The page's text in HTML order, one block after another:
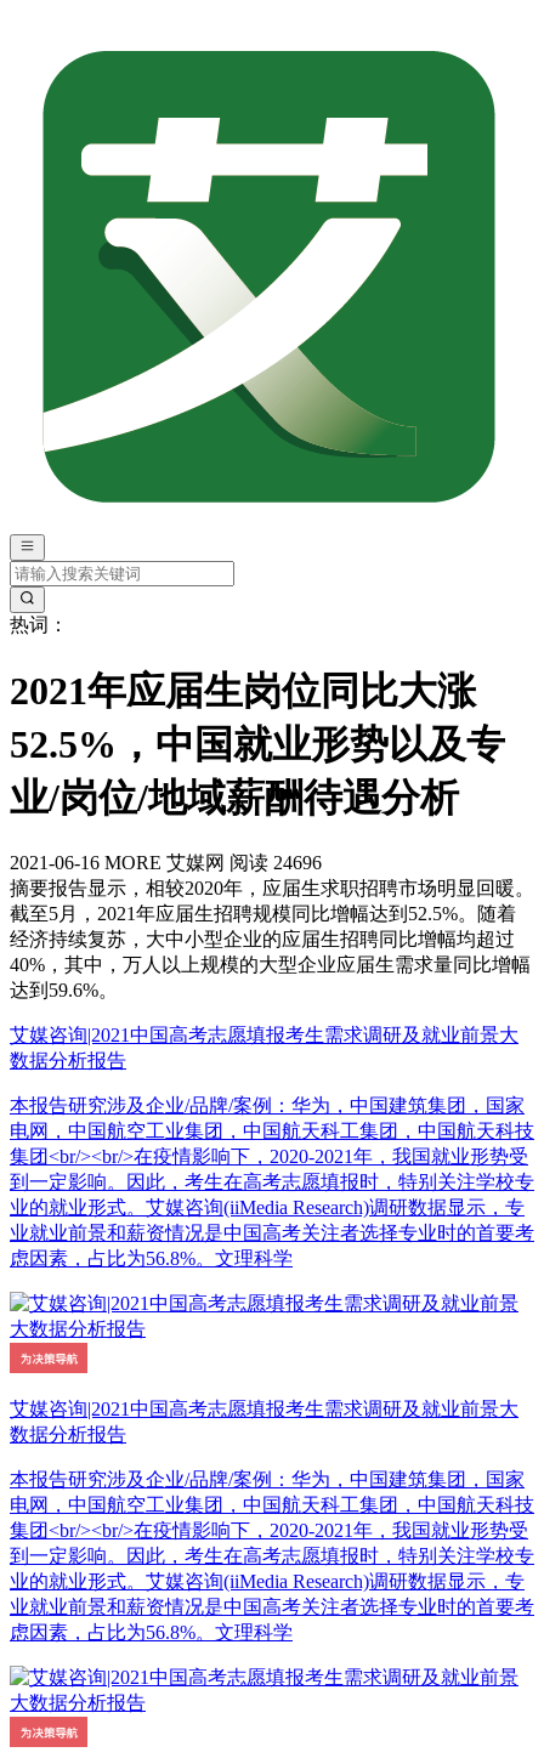
热词：
2021年应届生岗位同比大涨
52.5%，中国就业形势以及专
业/岗位/地域薪酬待遇分析
2021-06-16 MORE 艾媒网 阅读 24696
摘要报告显示，相较2020年，应届生求职招聘市场明显回暖。
截至5月，2021年应届生招聘规模同比增幅达到52.5%。随着
经济持续复苏，大中小型企业的应届生招聘同比增幅均超过
40%，其中，万人以上规模的大型企业应届生需求量同比增幅
达到59.6%。
艾媒咨询|2021中国高考志愿填报考生需求调研及就业前景大
数据分析报告
本报告研究涉及企业/品牌/案例：华为，中国建筑集团，国家
电网，中国航空工业集团，中国航天科工集团，中国航天科技
集团<br/><br/>在疫情影响下，2020-2021年，我国就业形势受
到一定影响。因此，考生在高考志愿填报时，特别关注学校专
业的就业形式。艾媒咨询(iiMedia Research)调研数据显示，专
业就业前景和薪资情况是中国高考关注者选择专业时的首要考
虑因素，占比为56.8%。文理科学
艾媒咨询|2021中国高考志愿填报考生需求调研及就业前景大
数据分析报告
本报告研究涉及企业/品牌/案例：华为，中国建筑集团，国家
电网，中国航空工业集团，中国航天科工集团，中国航天科技
集团<br/><br/>在疫情影响下，2020-2021年，我国就业形势受
到一定影响。因此，考生在高考志愿填报时，特别关注学校专
业的就业形式。艾媒咨询(iiMedia Research)调研数据显示，专
业就业前景和薪资情况是中国高考关注者选择专业时的首要考
虑因素，占比为56.8%。文理科学